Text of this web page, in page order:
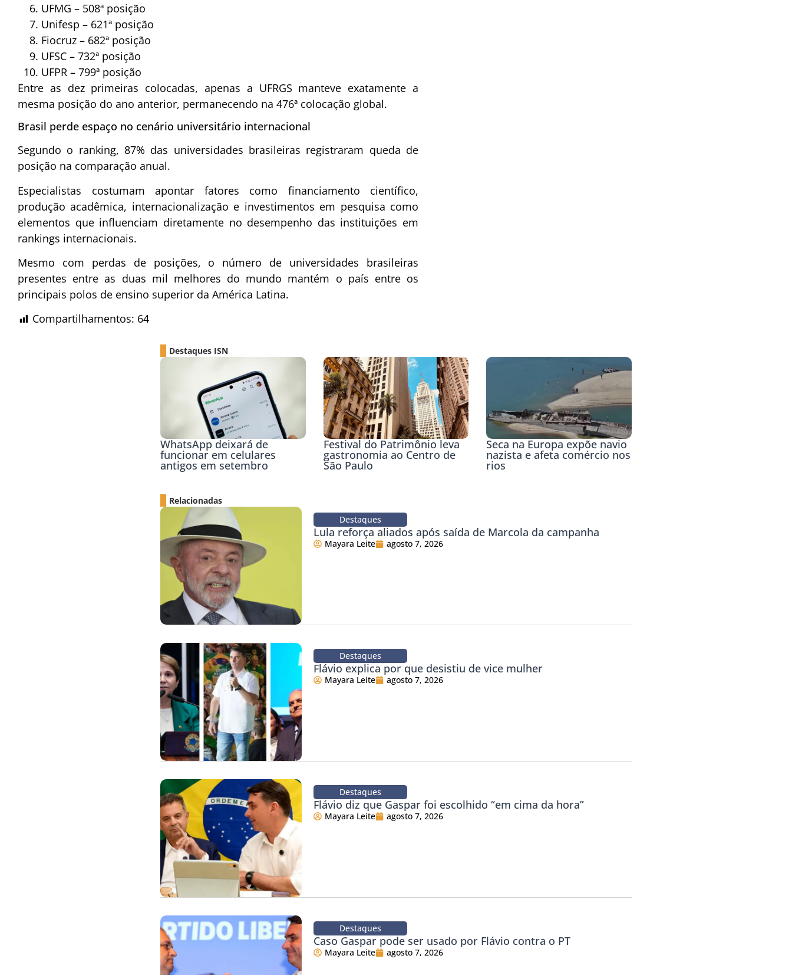
UFMG – 508ª posição
Unifesp – 621ª posição
Fiocruz – 682ª posição
UFSC – 732ª posição
UFPR – 799ª posição
Entre as dez primeiras colocadas, apenas a UFRGS manteve exatamente a
mesma posição do ano anterior, permanecendo na 476ª colocação global.
Brasil perde espaço no cenário universitário internacional
Segundo o ranking, 87% das universidades brasileiras registraram queda de
posição na comparação anual.
Especialistas costumam apontar fatores como financiamento científico,
produção acadêmica, internacionalização e investimentos em pesquisa como
elementos que influenciam diretamente no desempenho das instituições em
rankings internacionais.
Mesmo com perdas de posições, o número de universidades brasileiras
presentes entre as duas mil melhores do mundo mantém o país entre os
principais polos de ensino superior da América Latina.
Compartilhamentos: 64
Destaques ISN
WhatsApp deixará de
funcionar em celulares
antigos em setembro
Festival do Patrimônio leva
gastronomia ao Centro de
São Paulo
Seca na Europa expõe navio
nazista e afeta comércio nos
rios
Relacionadas
Destaques
Lula reforça aliados após saída de Marcola da campanha
Mayara Leite agosto 7, 2026
Destaques
Flávio explica por que desistiu de vice mulher
Mayara Leite agosto 7, 2026
Destaques
Flávio diz que Gaspar foi escolhido “em cima da hora”
Mayara Leite agosto 7, 2026
Destaques
Caso Gaspar pode ser usado por Flávio contra o PT
Mayara Leite agosto 7, 2026